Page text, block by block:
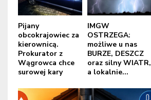
Pijany
obcokrajowiec za
kierownicą.
Prokurator z
Wągrowca chce
surowej kary
IMGW
OSTRZEGA:
możliwe u nas
BURZE, DESZCZ
oraz silny WIATR,
a lokalnie...